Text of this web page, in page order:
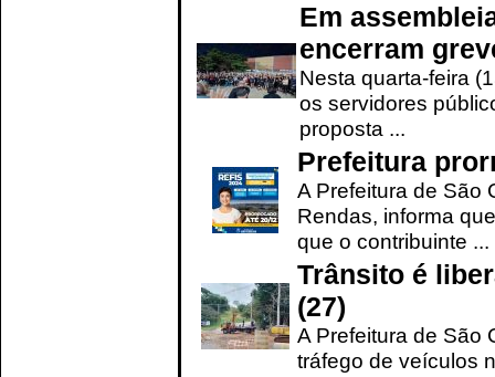
Em
encerram
Nesta quarta-feira
os servidores
proposta ...
Prefeitura
A Prefeitura de São
Rendas, informa
que o contribuinte ...
Trânsito é
(27)
A Prefeitura de São
tráfego de veículos